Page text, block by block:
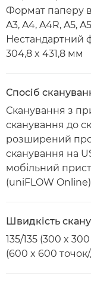
Формат паперу в
A3, A4, A4R, A5,
Нестандартний
304,8 x 431,8 мм
Спосіб
Сканування з
сканування до
розширений
сканування на
мобільний
(uniFLOW Online)
Швидкість
135/135 (300 x
(600 x 600